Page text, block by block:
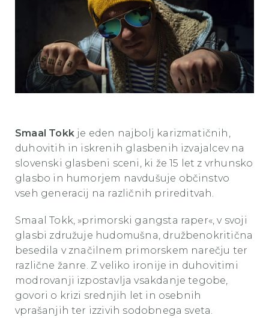
Smaal Tokk je eden najbolj karizmatičnih,
duhovitih in iskrenih glasbenih izvajalcev na
slovenski glasbeni sceni, ki že 15 let z vrhunsko
glasbo in humorjem navdušuje občinstvo
vseh generacij na različnih prireditvah.
Smaal Tokk, »primorski gangsta raper«, v svoji
glasbi združuje hudomušna, družbenokritična
besedila v značilnem primorskem narečju ter
različne žanre. Z veliko ironije in duhovitimi
modrovanji izpostavlja vsakdanje tegobe,
govori o krizi srednjih let in osebnih
vprašanjih ter izzivih sodobnega sveta.